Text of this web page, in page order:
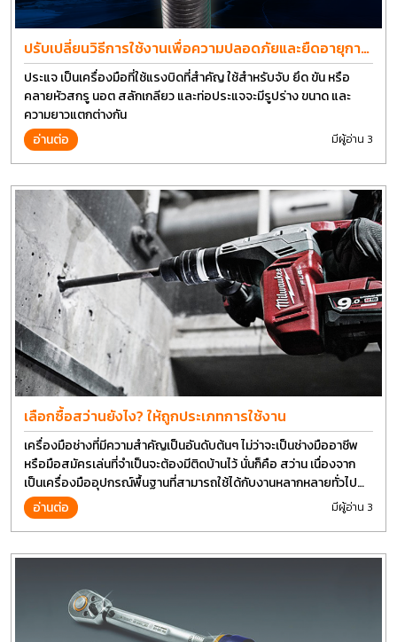
ปรับเปลี่ยนวิธีการใช้งานเพื่อความปลอดภัยและยืดอายุการ
ใช้งานประแจได้อีกนาน
ประแจ เป็นเครื่องมือที่ใช้แรงบิดที่สำคัญ ใช้สำหรับจับ ยึด ขัน หรือ
คลายหัวสกรู นอต สลักเกลียว และท่อประแจจะมีรูปร่าง ขนาด และ
ความยาวแตกต่างกัน
อ่านต่อ
มีผู้อ่าน 3
เลือกซื้อสว่านยังไง? ให้ถูกประเภทการใช้งาน
เครื่องมือช่างที่มีความสำคัญเป็นอันดับต้นๆ ไม่ว่าจะเป็นช่างมืออาชีพ
หรือมือสมัครเล่นที่จำเป็นจะต้องมีติดบ้านไว้ นั่นก็คือ สว่าน เนื่องจาก
เป็นเครื่องมืออุปกรณ์พื้นฐานที่สามารถใช้ได้กับงานหลากหลายทั่วไป
เรียกว่า เป็นเครื่องมือที่ใช้ง่าย ใครๆก็สามารถใช้ได้
อ่านต่อ มีผู้อ่าน 3